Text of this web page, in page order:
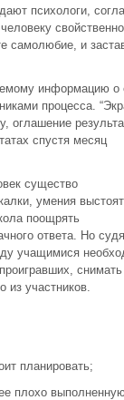
психологи,
свойственно
самолюбие, и
информацию о
процесса.
оглашение
спустя месяц
существо
умения
поощрять
ответа. Но
учащимися
снимать
из участников.
планировать;
плохо